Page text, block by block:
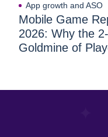
App growth and ASO
Mobile Game
2026: Why the
Goldmine of